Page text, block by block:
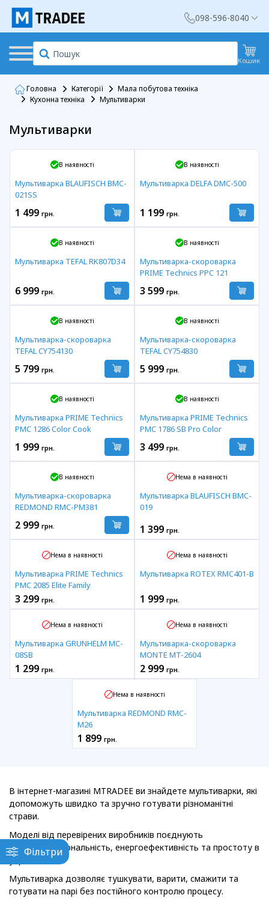
098-596-8040
Кошик
Головна Категорії
Мала побутова техніка
Кухонна техніка
Мультиварки
Мультиварки
В наявності
Мультиварка BLAUFISCH BMC-
021SS
1 499 грн.
В наявності
Мультиварка DELFA DMC-500
1 199 грн.
В наявності
Мультиварка TEFAL RK807D34
6 999 грн.
В наявності
Мультиварка-скороварка
PRIME Technics PPC 121
3 599 грн.
В наявності
Мультиварка-скороварка
TEFAL CY754130
5 799 грн.
В наявності
Мультиварка-скороварка
TEFAL CY754830
5 999 грн.
В наявності
Мультиварка PRIME Technics
PMC 1286 Color Cook
1 999 грн.
В наявності
Мультиварка PRIME Technics
PMC 1786 SB Pro Color
3 499 грн.
В наявності
Мультиварка-скороварка
REDMOND RMC-PM381
2 999 грн.
Нема в наявності
Мультиварка BLAUFISCH BMC-
019
1 399 грн.
Нема в наявності
Мультиварка PRIME Technics
PMC 2085 Elite Family
3 299 грн.
Нема в наявності
Мультиварка ROTEX RMC401-B
1 999 грн.
Нема в наявності
Мультиварка GRUNHELM MC-
08SB
1 299 грн.
Нема в наявності
Мультиварка-скороварка
MONTE MT-2604
2 999 грн.
Нема в наявності
Мультиварка REDMOND RMC-
M26
1 899 грн.
Фільтри
В інтернет-магазині MTRADEE ви знайдете мультиварки, які
допоможуть швидко та зручно готувати різноманітні
страви.
Моделі від перевірених виробників поєднують
багатофункціональність, енергоефективність та простоту в
управлінні.
Мультиварка дозволяє тушкувати, варити, смажити та
готувати на парі без постійного контролю процесу.